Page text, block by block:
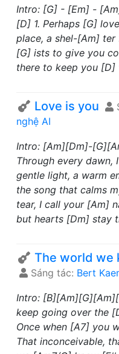
Intro: [G] - [Em] -
[D] 1. Perhaps [G]
place, a shel-[Am]
[G] ists to give you
there to keep you [D]
Love is you
nghệ AI
Intro: [Am][Dm]-
Through every dawn,
gentle light, a warm
the song that calms
tear, I call your [Am]
but hearts [Dm] stay
The world we
Sáng tác: Bert
Intro:
keep going over the
Once when [A7] you
That inconceivable,